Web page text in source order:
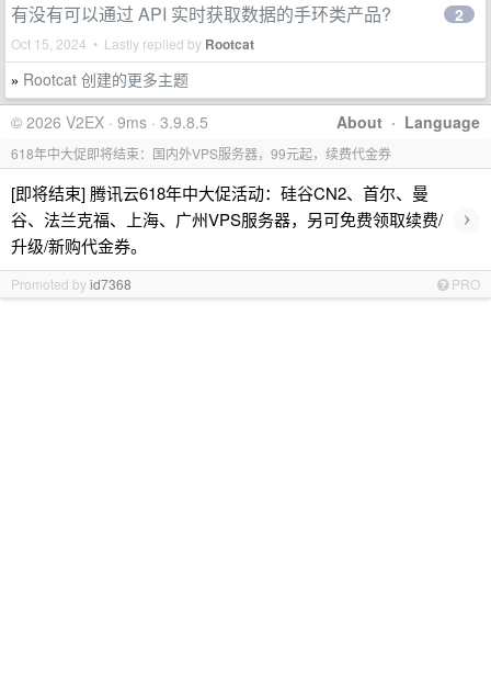
有没有可以通过 API 实时获取数据的手环类产品?
Oct 15, 2024 • Lastly replied by Rootcat
2
» Rootcat 创建的更多主题
About · Language
© 2026 V2EX · 9ms · 3.9.8.5
618年中大促即将结束：国内外VPS服务器，99元起，续费代金券
[即将结束] 腾讯云618年中大促活动：硅谷CN2、首尔、曼
谷、法兰克福、上海、广州VPS服务器，另可免费领取续费/
升级/新购代金券。
›
Promoted byid7368 PRO